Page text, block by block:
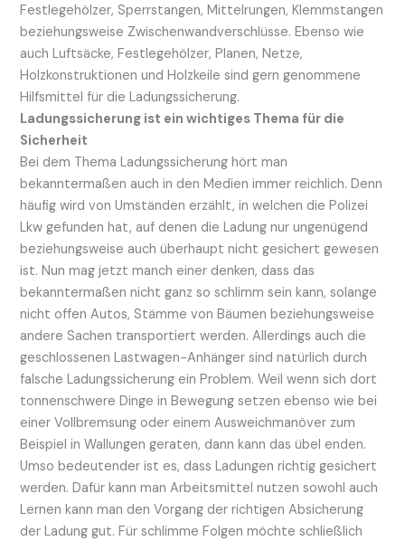
Festlegehölzer, Sperrstangen, Mittelrungen, Klemmstangen
beziehungsweise Zwischenwandverschlüsse. Ebenso wie
auch Luftsäcke, Festlegehölzer, Planen, Netze,
Holzkonstruktionen und Holzkeile sind gern genommene
Hilfsmittel für die Ladungssicherung.
Ladungssicherung ist ein wichtiges Thema für die
Sicherheit
Bei dem Thema Ladungssicherung hört man
bekanntermaßen auch in den Medien immer reichlich. Denn
häufig wird von Umständen erzählt, in welchen die Polizei
Lkw gefunden hat, auf denen die Ladung nur ungenügend
beziehungsweise auch überhaupt nicht gesichert gewesen
ist. Nun mag jetzt manch einer denken, dass das
bekanntermaßen nicht ganz so schlimm sein kann, solange
nicht offen Autos, Stämme von Bäumen beziehungsweise
andere Sachen transportiert werden. Allerdings auch die
geschlossenen Lastwagen-Anhänger sind natürlich durch
falsche Ladungssicherung ein Problem. Weil wenn sich dort
tonnenschwere Dinge in Bewegung setzen ebenso wie bei
einer Vollbremsung oder einem Ausweichmanöver zum
Beispiel in Wallungen geraten, dann kann das übel enden.
Umso bedeutender ist es, dass Ladungen richtig gesichert
werden. Dafür kann man Arbeitsmittel nutzen sowohl auch
Lernen kann man den Vorgang der richtigen Absicherung
der Ladung gut. Für schlimme Folgen möchte schließlich